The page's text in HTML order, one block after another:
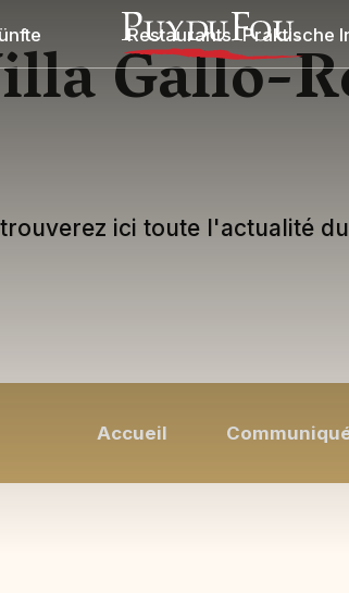
Restaurants Praktische
Gallo-
ici toute l'actualité
Accueil